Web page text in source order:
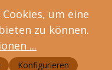
zzgl.
wenn
um eine
zu können.
...
Konfigurieren